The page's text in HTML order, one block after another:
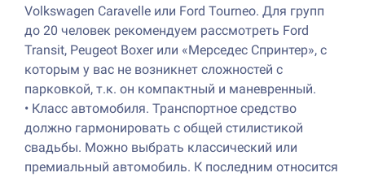
Volkswagen Caravelle или Ford Tourneo. Для групп
до 20 человек рекомендуем рассмотреть Ford
Transit, Peugeot Boxer или «Мерседес Спринтер», с
которым у вас не возникнет сложностей с
парковкой, т.к. он компактный и маневренный.
• Класс автомобиля. Транспортное средство
должно гармонировать с общей стилистикой
свадьбы. Можно выбрать классический или
премиальный автомобиль. К последним относится